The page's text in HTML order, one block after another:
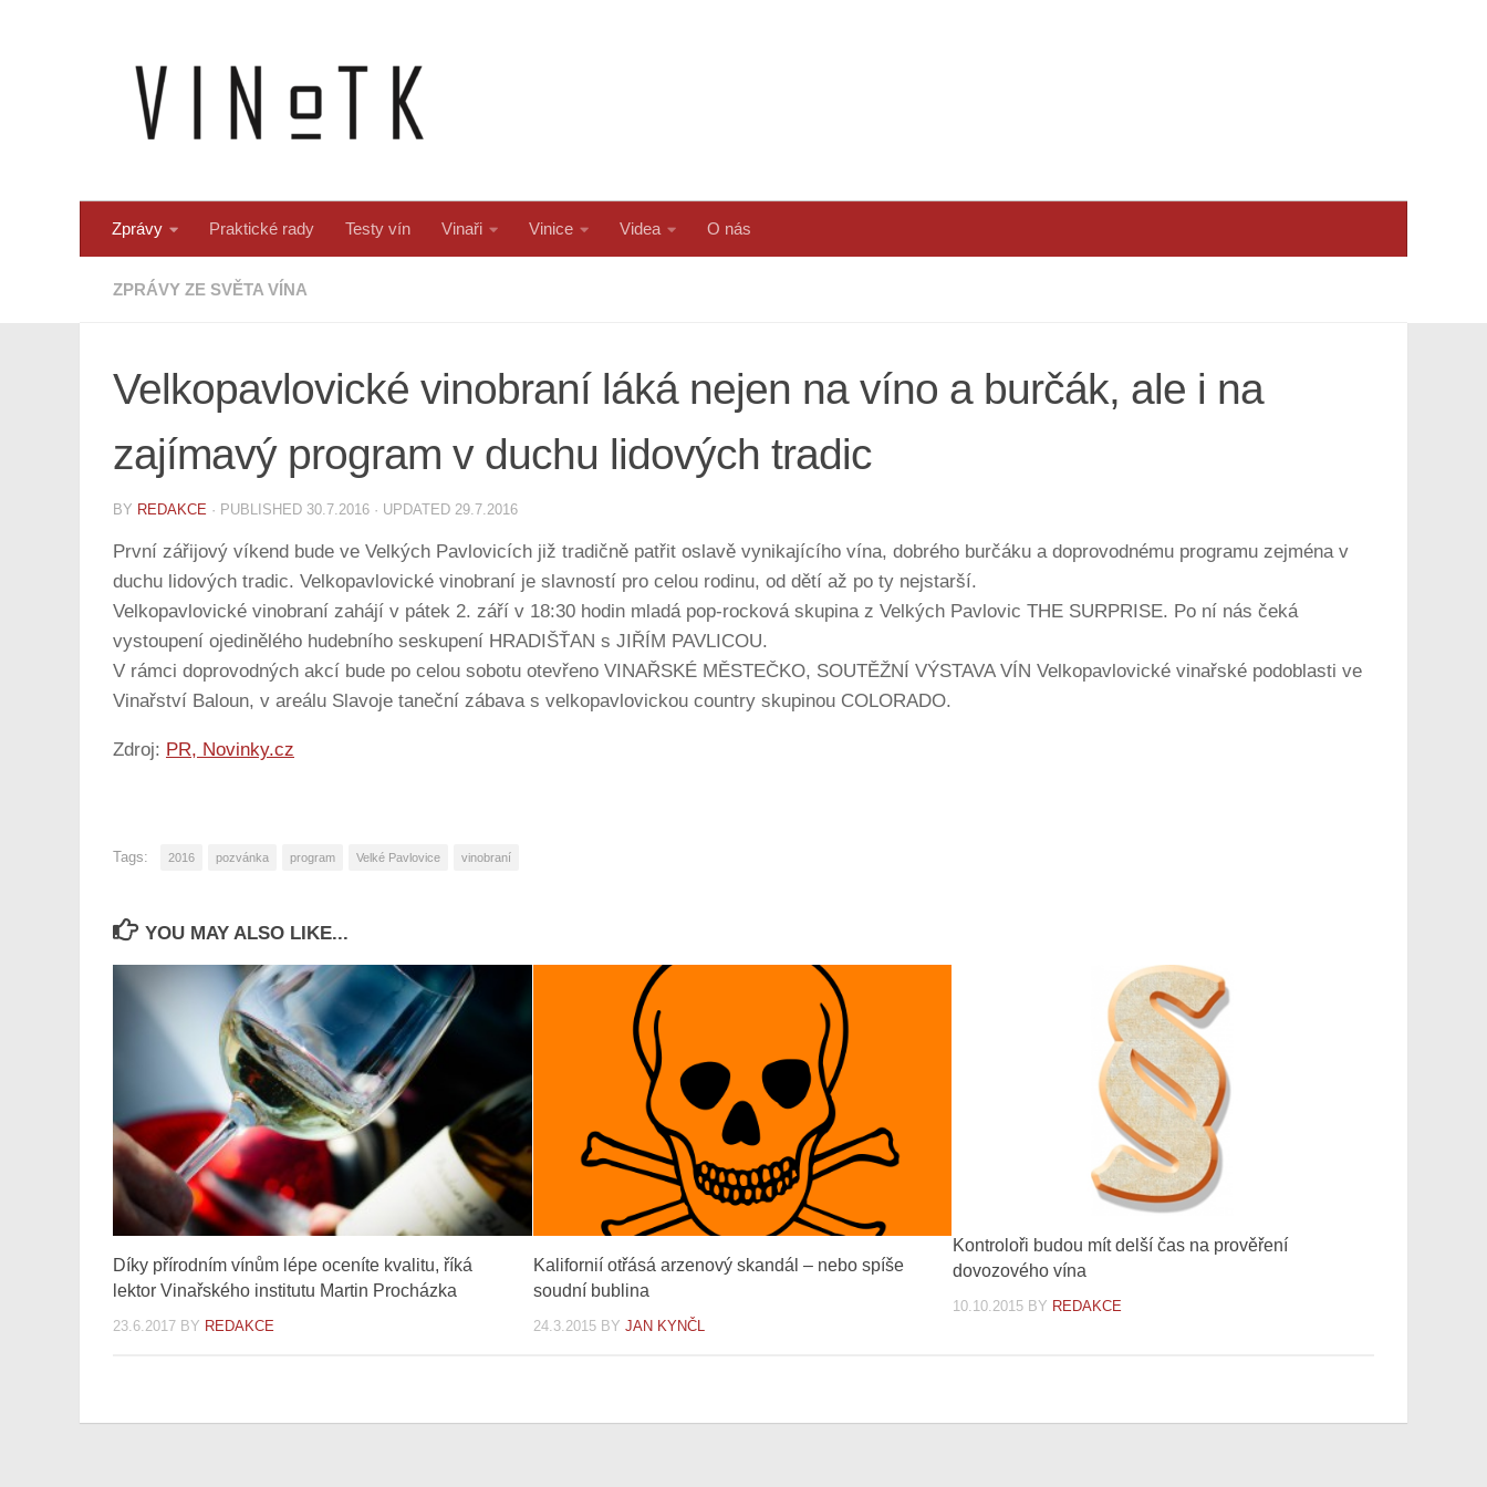
Zprávy Praktické rady Testy vín Vinaři Vinice Videa O nás
ZPRÁVY ZE SVĚTA VÍNA
Velkopavlovické vinobraní láká nejen na víno a burčák, ale i na
zajímavý program v duchu lidových tradic
BY REDAKCE · PUBLISHED 30.7.2016 · UPDATED 29.7.2016
První zářijový víkend bude ve Velkých Pavlovicích již tradičně patřit oslavě vynikajícího vína, dobrého burčáku a doprovodnému programu zejména v
duchu lidových tradic. Velkopavlovické vinobraní je slavností pro celou rodinu, od dětí až po ty nejstarší.
Velkopavlovické vinobraní zahájí v pátek 2. září v 18:30 hodin mladá pop-rocková skupina z Velkých Pavlovic THE SURPRISE. Po ní nás čeká
vystoupení ojedinělého hudebního seskupení HRADIŠŤAN s JIŘÍM PAVLICOU.
V rámci doprovodných akcí bude po celou sobotu otevřeno VINAŘSKÉ MĚSTEČKO, SOUTĚŽNÍ VÝSTAVA VÍN Velkopavlovické vinařské podoblasti ve
Vinařství Baloun, v areálu Slavoje taneční zábava s velkopavlovickou country skupinou COLORADO.
Zdroj: PR, Novinky.cz
Tags: 2016 pozvánka program Velké Pavlovice vinobraní
YOU MAY ALSO LIKE...
Díky přírodním vínům lépe oceníte kvalitu, říká
lektor Vinařského institutu Martin Procházka
23.6.2017 BY REDAKCE
Kalifornií otřásá arzenový skandál – nebo spíše
soudní bublina
24.3.2015BY JAN KYNČL
Kontroloři budou mít delší čas na prověření
dovozového vína
10.10.2015 BY REDAKCE